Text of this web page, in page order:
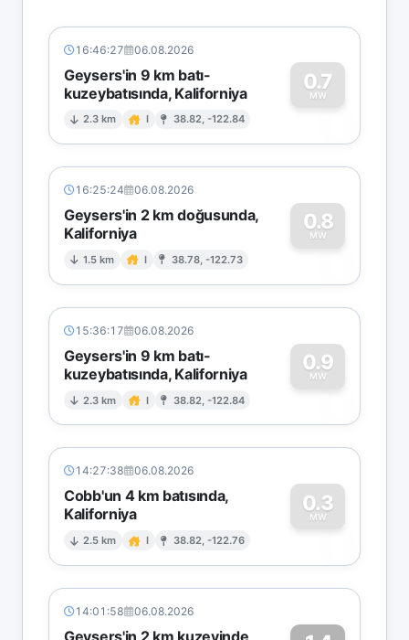
16:46:27 06.08.2026
Geysers'in 9 km batı-
kuzeybatısında, Kaliforniya
2.3 km I 38.82, -122.84
0.7
MW
0
16:25:24 06.08.2026
Geysers'in 2 km doğusunda,
Kaliforniya
1.5 km I 38.78, -122.73
0.8
MW
0
15:36:17 06.08.2026
Geysers'in 9 km batı-
kuzeybatısında, Kaliforniya
2.3 km I 38.82, -122.84
0.9
MW
0
14:27:38 06.08.2026
Cobb'un 4 km batısında,
Kaliforniya
2.5 km I 38.82, -122.76
0.3
MW
0
14:01:58 06.08.2026
Geysers'in 2 km kuzeyinde,